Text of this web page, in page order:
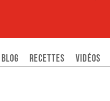
Blog Recettes Vidéos